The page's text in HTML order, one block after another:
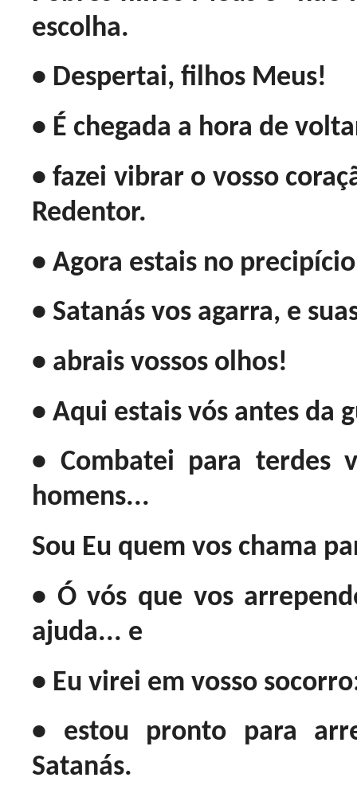
escolha.
• Despertai, filhos Meus!
• É chegada a hora de
• fazei vibrar o vosso
Redentor.
• Agora estais no
• Satanás vos agarra, e
• abrais vossos olhos!
• Aqui estais vós antes da
• Combatei para terdes
homens...
Sou Eu quem vos chama
• Ó vós que vos
ajuda... e
• Eu virei em vosso
• estou pronto para
Satanás.